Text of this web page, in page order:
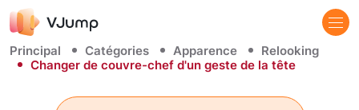
Principal Catégories Apparence
Relooking
Changer de couvre-chef d'un geste de la tête